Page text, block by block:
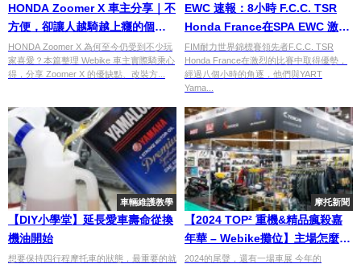
HONDA Zoomer X 車主分享｜不
方便，卻讓人越騎越上癮的個性
速克達【Webike愛車精選】
HONDA Zoomer X 為何至今仍受到不少玩
家喜愛？本篇整理 Webike 車主實際騎乘心
得，分享 Zoomer X 的優缺點、改裝方...
EWC 速報：8小時 F.C.C. TSR
Honda France在SPA EWC 激烈
戰鬥中佔上風
FIM耐力世界錦標賽領先者F.C.C. TSR
Honda France在激烈的比賽中取得優勢，
經過八個小時的角逐，他們與YART
Yama...
車輛維護教學
【DIY小學堂】延長愛車壽命從換
機油開始
想要保持四行程摩托車的狀態，最重要的就
摩托新聞
【2024 TOP² 重機&精品瘋殺嘉
年華 – Webike攤位】主場怎麼可
以沒有我們？更豐富的參展陣容
2024的尾聲，還有一場車展 今年的